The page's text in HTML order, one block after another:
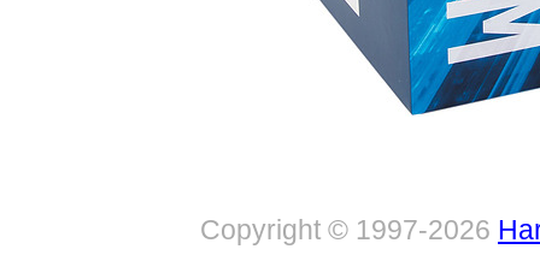
Copyright © 1997-2026